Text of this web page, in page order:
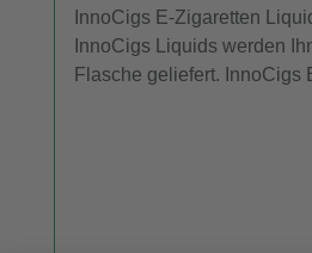
InnoCigs E-Zigaretten Liquid -
InnoCigs Liquids werden
Flasche geliefert. InnoCigs